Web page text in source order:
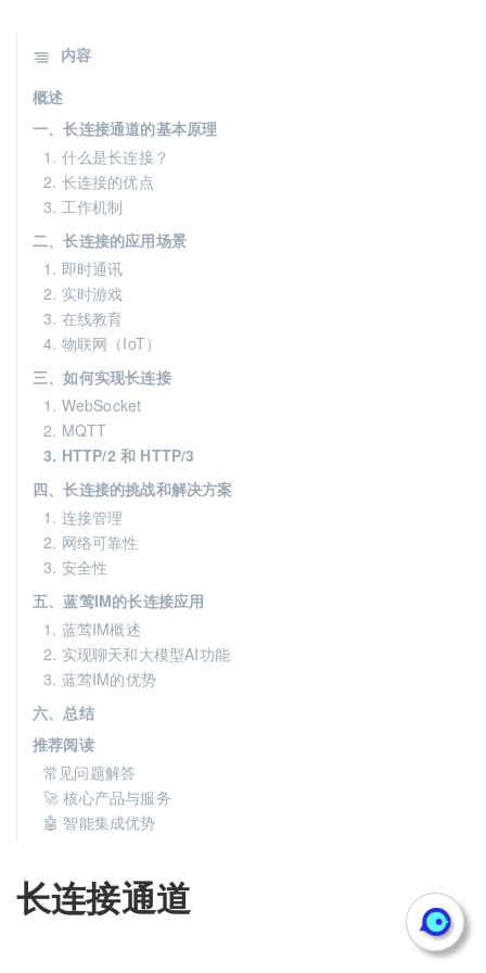
长连接通道
内容
概述
一、长连接通道的基本原理
1. 什么是长连接？
2. 长连接的优点
3. 工作机制
二、长连接的应用场景
1. 即时通讯
2. 实时游戏
3. 在线教育
4. 物联网（IoT）
三、如何实现长连接
1. WebSocket
2. MQTT
3. HTTP/2 和 HTTP/3
四、长连接的挑战和解决方案
1. 连接管理
2. 网络可靠性
3. 安全性
五、蓝莺IM的长连接应用
1. 蓝莺IM概述
2. 实现聊天和大模型AI功能
3. 蓝莺IM的优势
六、总结
推荐阅读
常见问题解答
🚀 核心产品与服务
🤖 智能集成优势